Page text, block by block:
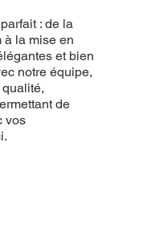
: de la
à la mise en
et bien
notre équipe,
de
vos